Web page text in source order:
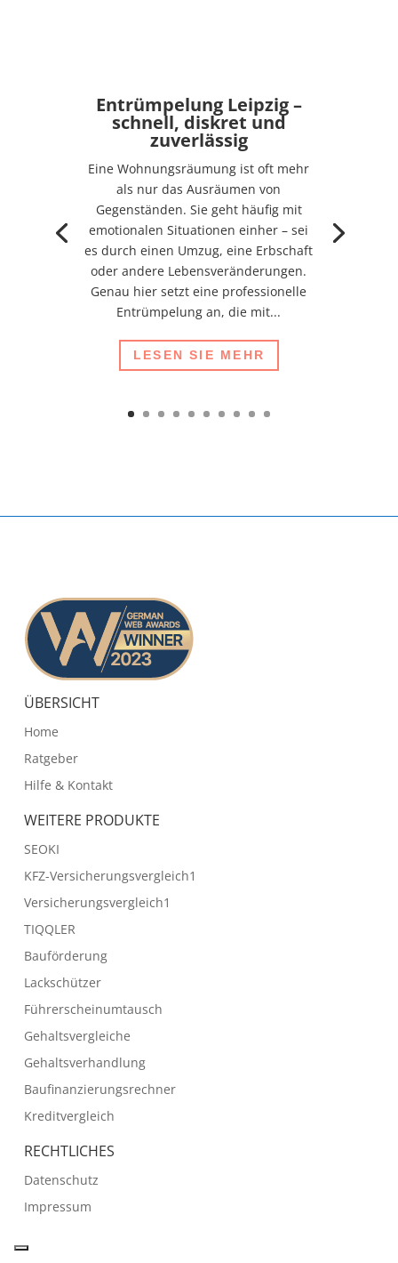
Entrümpelung Leipzig –
schnell, diskret und
zuverlässig
Eine Wohnungsräumung ist oft mehr
als nur das Ausräumen von
Gegenständen. Sie geht häufig mit
emotionalen Situationen einher – sei
es durch einen Umzug, eine Erbschaft
oder andere Lebensveränderungen.
Genau hier setzt eine professionelle
Entrümpelung an, die mit...
LESEN SIE MEHR
ÜBERSICHT
Home
Ratgeber
Hilfe & Kontakt
WEITERE PRODUKTE
SEOKI
KFZ-Versicherungsvergleich1
Versicherungsvergleich1
TIQQLER
Bauförderung
Lackschützer
Führerscheinumtausch
Gehaltsvergleiche
Gehaltsverhandlung
Baufinanzierungsrechner
Kreditvergleich
RECHTLICHES
Datenschutz
Impressum